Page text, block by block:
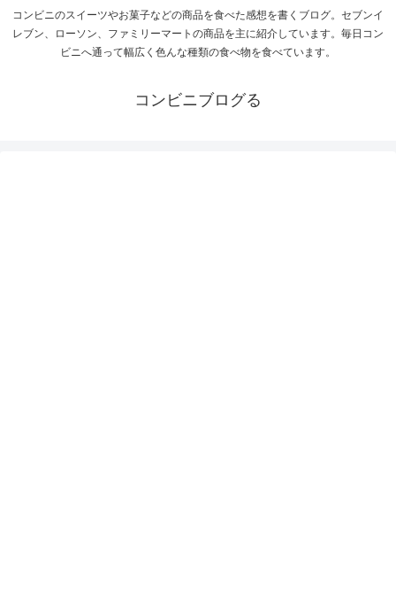
コンビニのスイーツやお菓子などの商品を食べた感想を書くブログ。セブンイ
レブン、ローソン、ファミリーマートの商品を主に紹介しています。毎日コン
ビニへ通って幅広く色んな種類の食べ物を食べています。
コンビニブログる